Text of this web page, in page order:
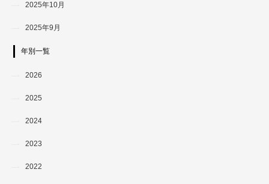
2025年10月
2025年9月
年別一覧
2026
2025
2024
2023
2022